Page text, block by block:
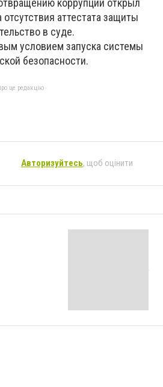
коррупции открыл
аттестата защиты
в суде.
условием запуска системы
безопасности.
це редакцію
Авторизуйтесь, щоб оцінити